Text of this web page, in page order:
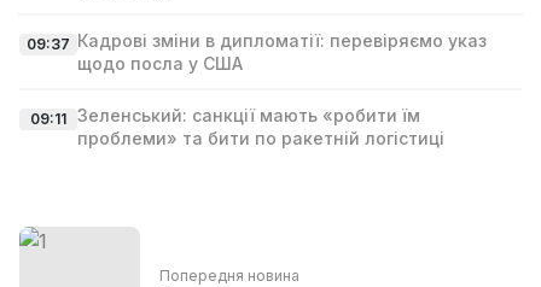
09:37 Кадрові зміни в дипломатії: перевіряємо указ
щодо посла у США
09:11 Зеленський: санкції мають «робити їм
проблеми» та бити по ракетній логістиці
Попередня новина